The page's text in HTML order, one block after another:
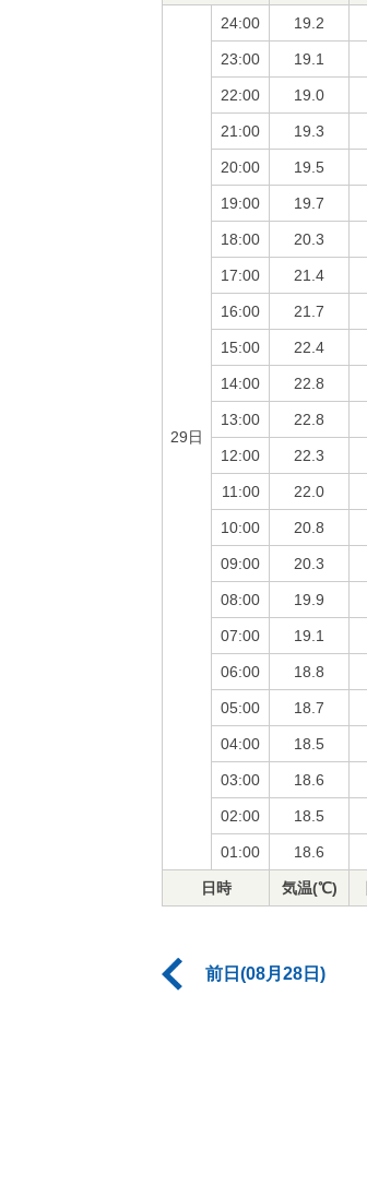
29日
24:00 19.2
23:00 19.1
22:00 19.0
21:00 19.3
20:00 19.5
19:00 19.7
18:00 20.3
17:00 21.4
16:00 21.7
15:00 22.4
14:00 22.8
13:00 22.8
12:00 22.3
11:00 22.0
10:00 20.8
09:00 20.3
08:00 19.9
07:00 19.1
06:00 18.8
05:00 18.7
04:00 18.5
03:00 18.6
02:00 18.5
01:00 18.6
日時 気温(℃)
前日(08月28日)